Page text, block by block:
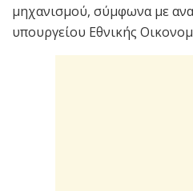
μηχανισμού, σύμφωνα με
υπουργείου Εθνικής